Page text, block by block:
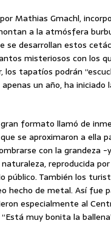
Mathias Gmachl,
a la atmósfera
se desarrollan estos
misteriosos con los
los tapatíos podrán
un año, ha iniciado
formato llamó de
se aproximaron a ella
con la grandeza
reproducida
público. También los
hecho de metal. Así fue
especialmente al
muy bonita la